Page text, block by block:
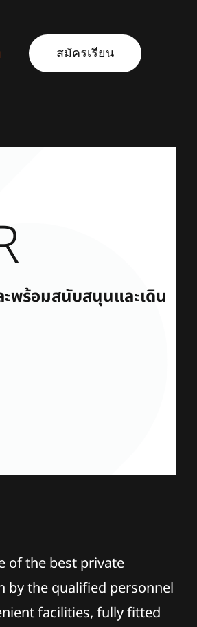
สมัครเรียน
พร้อมสนับสนุนและเดิน
of the best private
by the qualified personnel
facilities, fully fitted